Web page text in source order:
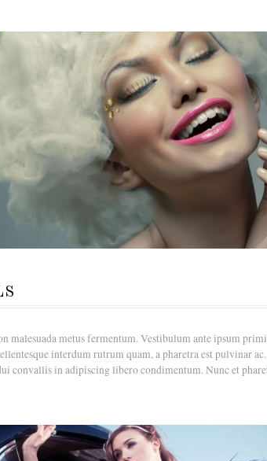
malesuada metus fermentum. Vestibulum ante ipsum
interdum rutrum quam, a pharetra est pulvinar
convallis in adipiscing libero condimentum. Nunc et